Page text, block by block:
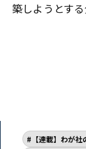
築しようとす
【連載】わが